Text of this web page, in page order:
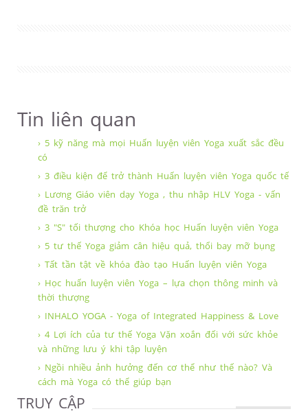
Tin liên quan
› 5 kỹ năng mà mọi Huấn luyện viên Yoga xuất sắc đều
có
› 3 điều kiện để trở thành Huấn luyện viên Yoga quốc tế
› Lương Giáo viên dạy Yoga , thu nhập HLV Yoga - vấn
đề trăn trở
› 3 "S" tối thượng cho Khóa học Huấn luyện viên Yoga
› 5 tư thế Yoga giảm cân hiệu quả, thổi bay mỡ bụng
› Tất tần tật về khóa đào tạo Huấn luyện viên Yoga
› Học huấn luyện viên Yoga – lựa chọn thông minh và
thời thượng
› INHALO YOGA - Yoga of Integrated Happiness & Love
› 4 Lợi ích của tư thế Yoga Vặn xoắn đối với sức khỏe
và những lưu ý khi tập luyện
› Ngồi nhiều ảnh hưởng đến cơ thể như thế nào? Và
cách mà Yoga có thể giúp bạn
TRUY CẬP